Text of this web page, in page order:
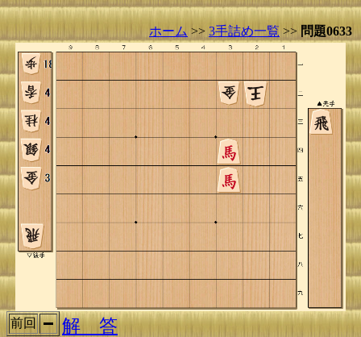
ホーム >> 3手詰め一覧 >> 問題0633
前回 解 答